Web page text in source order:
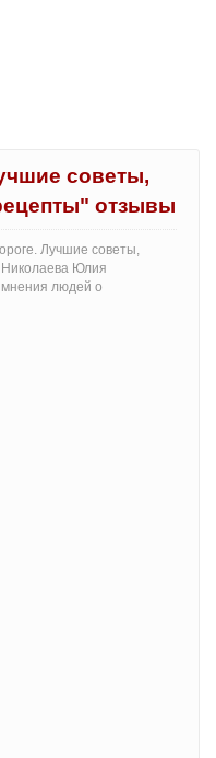
советы,
отзывы
Лучшие советы,
Николаева Юлия
людей о